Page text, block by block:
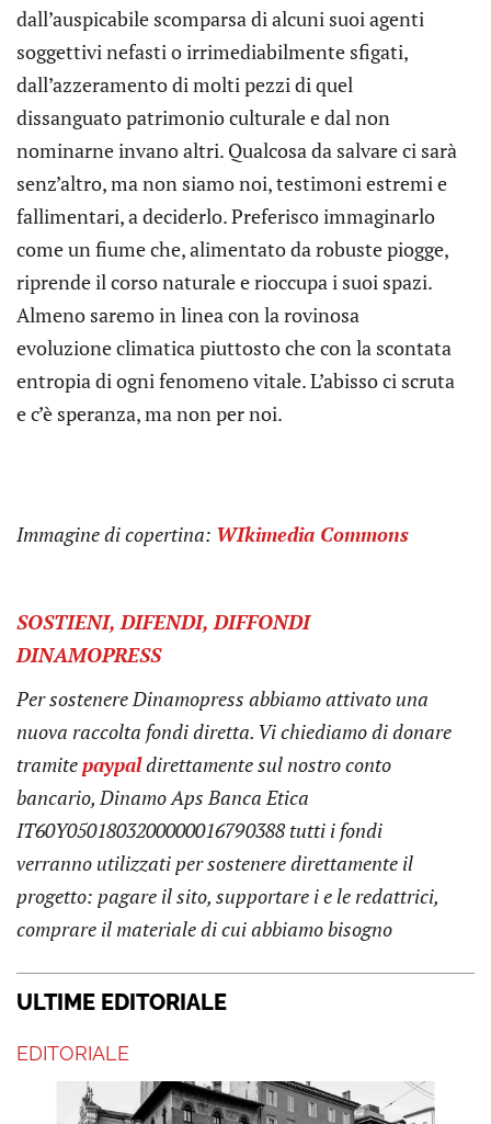
dall’auspicabile scomparsa di alcuni suoi agenti
soggettivi nefasti o irrimediabilmente sfigati,
dall’azzeramento di molti pezzi di quel
dissanguato patrimonio culturale e dal non
nominarne invano altri. Qualcosa da salvare ci sarà
senz’altro, ma non siamo noi, testimoni estremi e
fallimentari, a deciderlo. Preferisco immaginarlo
come un fiume che, alimentato da robuste piogge,
riprende il corso naturale e rioccupa i suoi spazi.
Almeno saremo in linea con la rovinosa
evoluzione climatica piuttosto che con la scontata
entropia di ogni fenomeno vitale. L’abisso ci scruta
e c’è speranza, ma non per noi.
Immagine di copertina: WIkimedia Commons
SOSTIENI, DIFENDI, DIFFONDI
DINAMOPRESS
Per sostenere Dinamopress abbiamo attivato una
nuova raccolta fondi diretta. Vi chiediamo di donare
tramitepaypaldirettamente sul nostro conto
bancario, Dinamo Aps Banca Etica
IT60Y0501803200000016790388 tutti i fondi
verranno utilizzati per sostenere direttamente il
progetto: pagare il sito, supportare i e le redattrici,
comprare il materiale di cui abbiamo bisogno
ULTIME EDITORIALE
EDITORIALE